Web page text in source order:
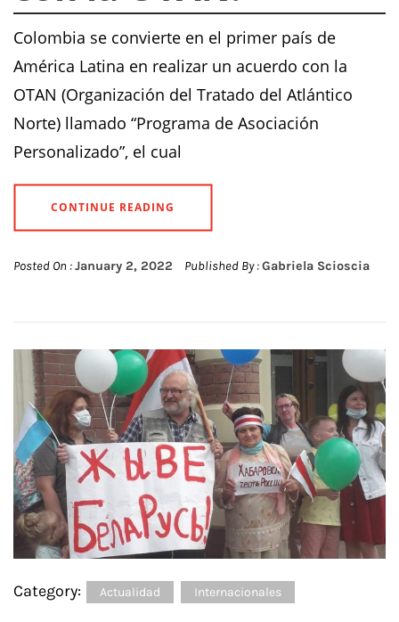
Colombia se convierte en el primer país de
América Latina en realizar un acuerdo con la
OTAN (Organización del Tratado del Atlántico
Norte) llamado “Programa de Asociación
Personalizado”, el cual
CONTINUE READING
Posted On :January 2, 2022 Published By :Gabriela Scioscia
Category: Actualidad Internacionales